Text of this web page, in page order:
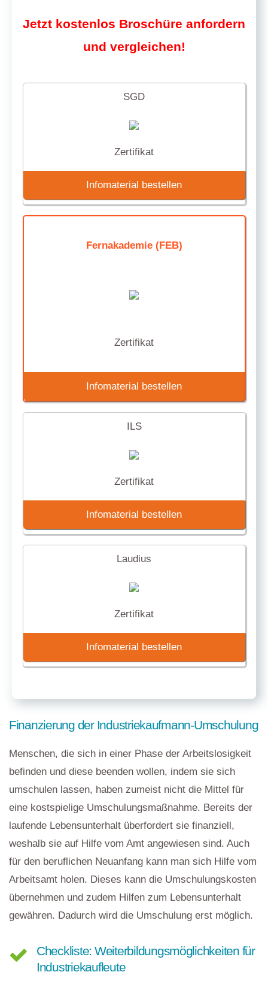
Jetzt kostenlos Broschüre anfordern
und vergleichen!
SGD
Zertifikat
Infomaterial bestellen
Fernakademie (FEB)
Zertifikat
Infomaterial bestellen
ILS
Zertifikat
Infomaterial bestellen
Laudius
Zertifikat
Infomaterial bestellen
Finanzierung der Industriekaufmann-Umschulung
Menschen, die sich in einer Phase der Arbeitslosigkeit
befinden und diese beenden wollen, indem sie sich
umschulen lassen, haben zumeist nicht die Mittel für
eine kostspielige Umschulungsmaßnahme. Bereits der
laufende Lebensunterhalt überfordert sie finanziell,
weshalb sie auf Hilfe vom Amt angewiesen sind. Auch
für den beruflichen Neuanfang kann man sich Hilfe vom
Arbeitsamt holen. Dieses kann die Umschulungskosten
übernehmen und zudem Hilfen zum Lebensunterhalt
gewähren. Dadurch wird die Umschulung erst möglich.
Checkliste: Weiterbildungsmöglichkeiten für
Industriekaufleute